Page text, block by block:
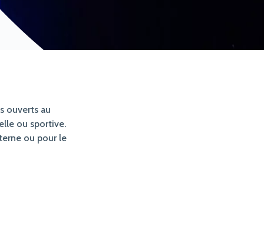
ouverts au
ou sportive.
ou pour le